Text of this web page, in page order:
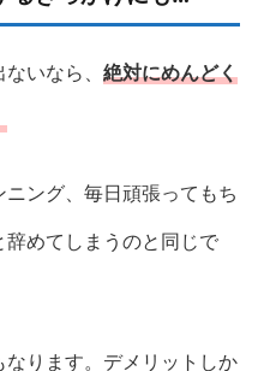
いなら、 絶対にめんどく
ング、毎日頑張ってもち
めてしまうのと同じで
ります。デメリットしか